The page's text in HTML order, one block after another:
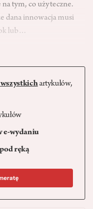
tym, co użyteczne.
dana innowacja musi
lub…
artykułów,
e-wydaniu
ręką